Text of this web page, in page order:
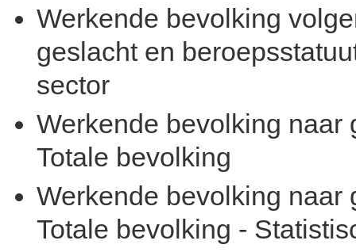
Werkende bevolking
geslacht en
sector
Werkende bevolking naar
Totale bevolking
Werkende bevolking naar
Totale bevolking -